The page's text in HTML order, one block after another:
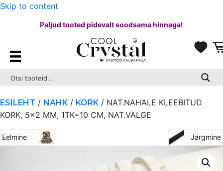
Skip to content
Paljud tooted pidevalt soodsama hinnaga!
ESILEHT / NAHK / KORK / NAT.NAHALE KLEEBITUD
KORK, 5×2 MM, 1TK=10 CM, NAT.VALGE
Eelmine Järgmine